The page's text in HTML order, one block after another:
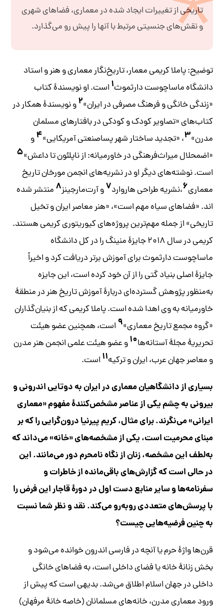
تاریخی از تغییرات ایجاد شده در معماری، فضاهای شهری
و نقش‌های جنسیتی مرتبط با آنها را پیش رو می‌گذارد.
توضیح: پاملا کریمی معمار، تاریخ‌نگار معماری و هنر و استاد
دانشگاه ماساچوست دارثموث۱است. او نویسندۀ کتاب
«زندگی خانگی و فرهنگ مصرفی در ایران»۲و نویسندۀ همکار در
کتاب‌های «تصاویر کودک و کودکی در بافتارهای مسلمان
مدرن»۳، «تجدید ساختار شهر پساصنعتی آمریکایی»۴و
«اضمحلال میراث‌فرهنگی در خاورمیانه: از ناپلئون تا داعش»۵
است. نوشته‌های دیگر او در نشریه‌های انجمن مورخان تاریخ
معماری۶،نشریه طراحی هاروارد۷و آرت‌مارجینز۸منتشر شده
اند. «فضاهای سیاه مهم است»، «هنر معاصر ایران و تخیل
تاریخی» از جمله مهم‌ترین پروژه‌های کیوریتوری کریمی هستند.
کریمی در سال ۲۰۱۸ جایزۀ منینگ را در کل دانشگاه
ماساچوست دارثموث برای آموزش برتر دریافت کرد و اخیراً
جایزۀ اصلی بنیاد گتی را از آن خود کرده است، این جایزه
به‌منظور پژوهش گسترده‌ای دربارۀ آموزش تاریخ هنر در منطقۀ
خاورمیانه به وی اهدا شده است. پاملا کریمی که از ‌بنیان‌گذاران
«گروه مجمع تاریخ معماری»۹است، همچنین عضو هیئت
تحریریۀ مجلۀ آستانه‌ها۱۰و عضو هیئت علمی انجمن هنر مدرن
و معاصر جهان عرب، ایران و ترکیه۱۱است.
بسیاری از دانشگاهیان معماری در ایران به دوتایی اندرونی و
بیرونی به چشم یکی از عناصر مشخص‌کنندۀ مفهوم «معماری
ایرانی» می‌نگرند. برای مثال، کریم پیرنیا درون‌گرایی را که بر
مبنای محرمیت است، یکی از مشخصه‌های «خانه» می‌داند که
به‌لطف این مشخصه، زنان از نگاه نامحرم دور می‌مانند. این
در حالی است که گزارش‌های باقی‌مانده از خاطرات و
سفرنامه‌ها و سایر منابع دست اول در دورۀ قاجار این فرض را
با پرسش‌های متعددی روبه‌رو می‌کند. نقد و نظر شما نسبت
به چنین فرضیه‌هایی چیست؟
قرن‌ها واژۀ حرم یا آنچه در فارسی اندرون خوانده می‌شود و
بخش زنانۀ خانه یا فضای داخلی است، به فضاهای خانگی
داخلی در جهان اسلام اطلاق می‌شد. بدیهی است که پیش از
ورود معماری مدرن، خانه‌های مسلمانان (خاصه خانۀ مرفهان)